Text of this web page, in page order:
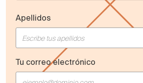
Apellidos
Tu correo electrónico